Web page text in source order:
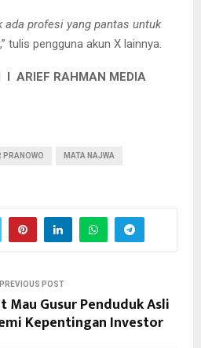
ada profesi yang pantas untuk
,” tulis pengguna akun X lainnya.
I ARIEF RAHMAN MEDIA
PRANOWO MATA NAJWA
PREVIOUS POST
Gusur Penduduk Asli
Kepentingan Investor